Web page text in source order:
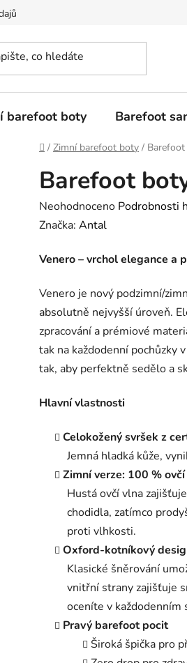
barefoot boty Barefoot
Domů
/ Zimní barefoot boty /
Barefoot
Průměrné
hodnocení
je
z
5
hvězdiček.
Neohodnoceno Podrobnosti
Značka: Antal
Venero – vrchol elegance a
Venero je nový podzimní/
absolutně nejvyšší úroveň.
zpracování a prémiové
tak na každodenní pochůzky
tak, aby perfektně sedělo a
Hlavní vlastnosti
Celokožený svršek z
Jemná hladká kůže,
Zimní verze: 100 %
Hustá ovčí vlna
chodidla, zatímco
proti vlhkosti.
Oxford-kotníkový
Klasické šněrování
vnitřní strany zajišťuje
oceníte v každodenním
Pravý barefoot pocit
Široká špička pro